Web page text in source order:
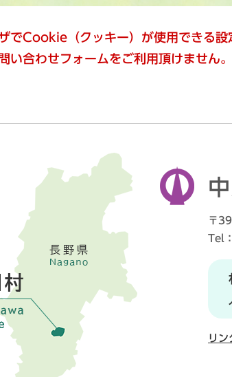
でCookie（クッキー）が使用できる
い合わせフォームをご利用頂けません。
〒
Tel
リン